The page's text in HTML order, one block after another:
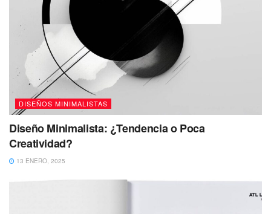
DISEÑOS MINIMALISTAS
Diseño Minimalista: ¿Tendencia o Poca
Creatividad?
13 ENERO, 2025